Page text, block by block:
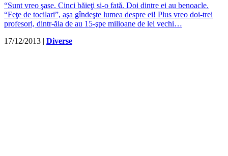
“Sunt vreo şase. Cinci băieţi si-o fată. Doi dintre ei au benoacle.
“Feţe de tocilari”, aşa gîndeşte lumea despre ei! Plus vreo doi-trei
profesori, dintr-ăia de au 15-şpe milioane de lei vechi…
17/12/2013 | Diverse